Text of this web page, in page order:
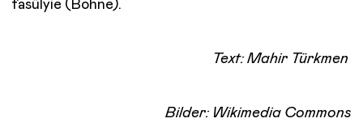
fasülyie (Bohne).
Text: Mahir Türkmen
Bilder: Wikimedia Commons